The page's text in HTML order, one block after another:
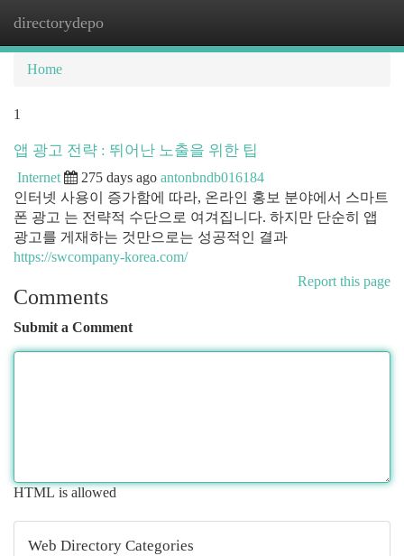
directorydepo
Home
1
앱 광고 전략 : 뛰어난 노출을 위한 팁
Internet 275 days ago antonbndb016184
인터넷 사용이 증가함에 따라, 온라인 홍보 분야에서 스마트
폰 광고 는 전략적 수단으로 여겨집니다. 하지만 단순히 앱
광고를 게재하는 것만으로는 성공적인 결과
https://swcompany-korea.com/
Report this page
Comments
Submit a Comment
HTML is allowed
Web Directory Categories